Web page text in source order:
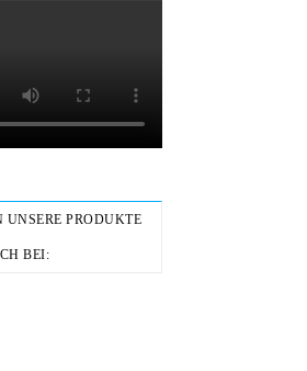
PRODUKTE
BEI: